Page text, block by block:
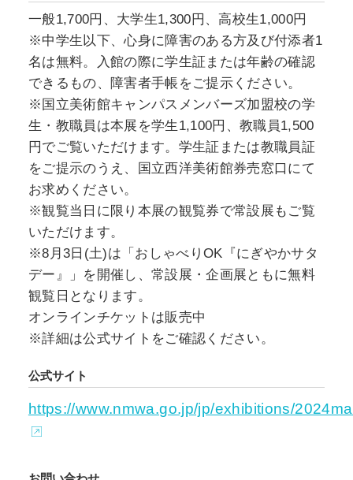
学図書館の所蔵品も若干数加えた約150点より構
成され、聖書や詩編集、時祷書、聖歌集など中
世に広く普及した写本の役割や装飾の特徴を見
ていきます。
一般1,700円、大学生1,300円、高校生1,000円
※中学生以下、心身に障害のある方及び付添者1
名は無料。入館の際に学生証または年齢の確認
できるもの、障害者手帳をご提示ください。
※国立美術館キャンパスメンバーズ加盟校の学
生・教職員は本展を学生1,100円、教職員1,500
円でご覧いただけます。学生証または教職員証
をご提示のうえ、国立西洋美術館券売窓口にて
お求めください。
※観覧当日に限り本展の観覧券で常設展もご覧
いただけます。
※8月3日(土)は「おしゃべりOK『にぎやかサタ
デー』」を開催し、常設展・企画展ともに無料
観覧日となります。
オンラインチケットは販売中
※詳細は公式サイトをご確認ください。
公式サイト
https://www.nmwa.go.jp/jp/exhibitions/